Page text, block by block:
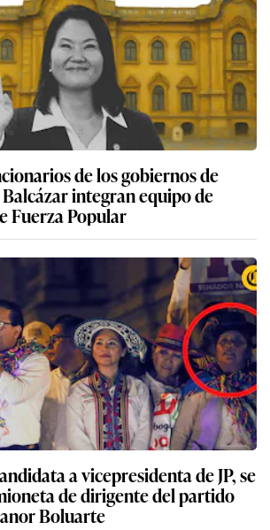
de los gobiernos de
integran equipo de
Fuerza Popular
a vicepresidenta de JP, se
de dirigente del partido
Boluarte